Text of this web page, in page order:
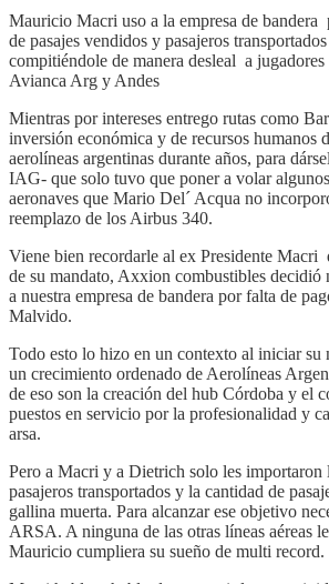
Mauricio Macri uso a la empresa de bandera
de pasajes vendidos y pasajeros
compitiéndole de manera desleal a jugadores
Avianca Arg y Andes
Mientras por intereses entrego rutas como
inversión económica y de recursos humanos
aerolíneas argentinas durante años, para
IAG- que solo tuvo que poner a volar
aeronaves que Mario Del´ Acqua no
reemplazo de los Airbus 340.
Viene bien recordarle al ex Presidente Macri
de su mandato, Axxion combustibles decidió
a nuestra empresa de bandera por falta de
Malvido.
Todo esto lo hizo en un contexto al iniciar su
un crecimiento ordenado de Aerolíneas
de eso son la creación del hub Córdoba y el
puestos en servicio por la profesionalidad y
arsa.
Pero a Macri y a Dietrich solo les importaron
pasajeros transportados y la cantidad de
gallina muerta. Para alcanzar ese objetivo
ARSA. A ninguna de las otras líneas aéreas
Mauricio cumpliera su sueño de multi record.